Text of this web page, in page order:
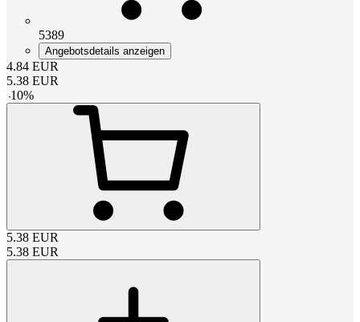
5389
Angebotsdetails anzeigen
4.84 EUR
5.38 EUR
-10%
5.38 EUR
5.38 EUR